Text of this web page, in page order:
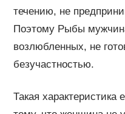
течению, не
Поэтому Рыбы
возлюбленных, не
безучастностью.
Такая характеристика